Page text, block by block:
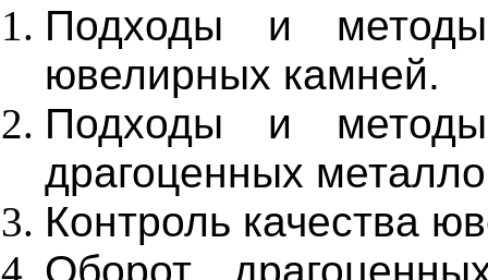
Подходы и
ювелирных камней.
Подходы и
драгоценных
Контроль качества
Оборот